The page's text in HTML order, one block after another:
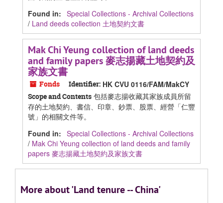
Found in: Special Collections - Archival Collections
/ Land deeds collection 土地契約文書
Mak Chi Yeung collection of land deeds
and family papers 麥志揚藏土地契約及
家族文書
Fonds Identifier: HK CVU 0116/FAM/MakCY
Scope and Contents 包括麥志揚收藏其家族成員所留
存的土地契約、書信、印章、鈔票、股票、經營「仁豐
號」的相關文件等。
Found in: Special Collections - Archival Collections
/ Mak Chi Yeung collection of land deeds and family
papers 麥志揚藏土地契約及家族文書
More about 'Land tenure -- China'